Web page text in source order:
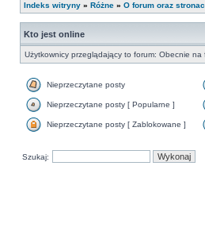
Indeks witryny » Różne » O forum oraz
Kto jest online
Użytkownicy przeglądający to forum: Obecnie
Nieprzeczytane posty
Nieprzeczytane posty [ Popularne ]
Nieprzeczytane posty [ Zablokowane ]
Szukaj: